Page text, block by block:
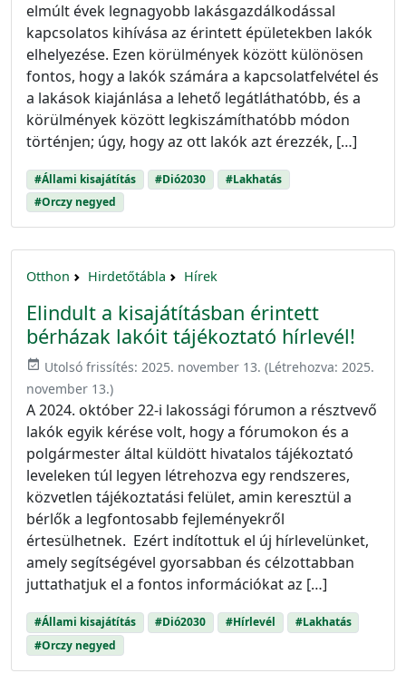
elmúlt évek legnagyobb lakásgazdálkodással
kapcsolatos kihívása az érintett épületekben lakók
elhelyezése. Ezen körülmények között különösen
fontos, hogy a lakók számára a kapcsolatfelvétel és
a lakások kiajánlása a lehető legátláthatóbb, és a
körülmények között legkiszámíthatóbb módon
történjen; úgy, hogy az ott lakók azt érezzék, […]
#Állami kisajátítás #Dió2030
#Lakhatás
#Orczy negyed
Otthon Hirdetőtábla Hírek
Elindult a kisajátításban érintett
bérházak lakóit tájékoztató hírlevél!
event_available Utolsó frissítés: 2025. november 13. (Létrehozva: 2025.
november 13.)
A 2024. október 22-i lakossági fórumon a résztvevő
lakók egyik kérése volt, hogy a fórumokon és a
polgármester által küldött hivatalos tájékoztató
leveleken túl legyen létrehozva egy rendszeres,
közvetlen tájékoztatási felület, amin keresztül a
bérlők a legfontosabb fejleményekről
értesülhetnek. Ezért indítottuk el új hírlevelünket,
amely segítségével gyorsabban és célzottabban
juttathatjuk el a fontos információkat az […]
#Állami kisajátítás #Dió2030 #Hírlevél
#Lakhatás
#Orczy negyed